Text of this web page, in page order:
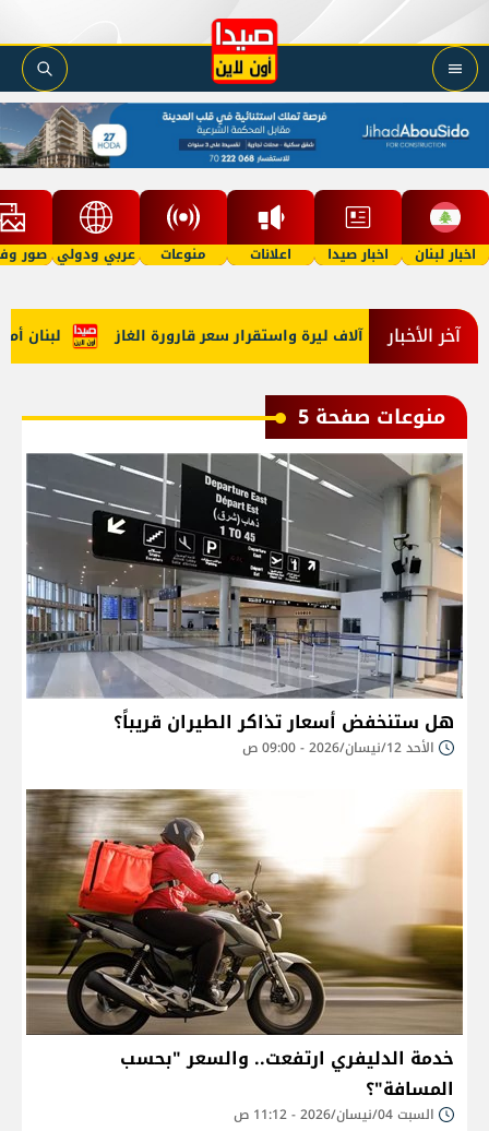
اخبار لبنان اخبار صيدا اعلانات منوعات عربي ودولي صور
آخر الأخبار لبنان أمام شهرين من
منوعات صفحة 5
هل ستنخفض أسعار تذاكر الطيران قريباً؟
الأحد 12/نيسان/2026 - 09:00 ص
خدمة الدليفري ارتفعت.. والسعر "بحسب
المسافة"؟
السبت 04/نيسان/2026 - 11:12 ص